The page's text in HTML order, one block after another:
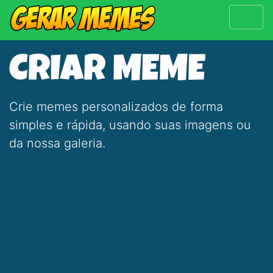
CRIAR MEME
Crie memes personalizados de forma
simples e rápida, usando suas imagens ou
da nossa galeria.